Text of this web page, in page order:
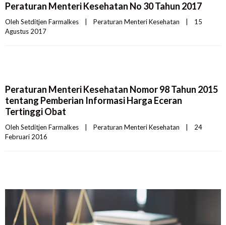
Peraturan Menteri Kesehatan No 30 Tahun 2017
Oleh Setditjen Farmalkes Peraturan Menteri Kesehatan
15
Agustus 2017
Peraturan Menteri Kesehatan Nomor 98 Tahun 2015
tentang Pemberian Informasi Harga Eceran
Tertinggi Obat
Oleh Setditjen Farmalkes Peraturan Menteri Kesehatan
24
Februari 2016